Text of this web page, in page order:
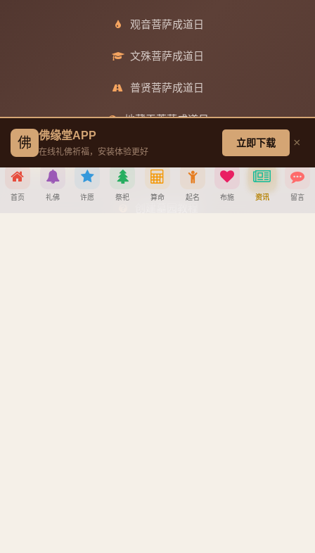
观音菩萨成道日
文殊菩萨成道日
普贤菩萨成道日
地藏王菩萨成道日
帮助中心
佛 佛缘堂APP
在线礼佛祈福，安装体验更好
立即下载 ×
首页 礼佛 许愿 祭祀 算命 起名 布施 资讯 留言